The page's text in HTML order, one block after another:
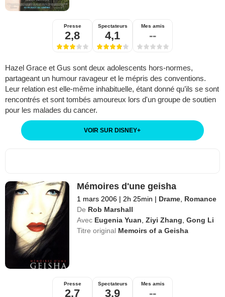
Presse
2,8
Spectateurs
4,1
Mes amis
--
Hazel Grace et Gus sont deux adolescents hors-normes,
partageant un humour ravageur et le mépris des conventions.
Leur relation est elle-même inhabituelle, étant donné qu’ils se sont
rencontrés et sont tombés amoureux lors d'un groupe de soutien
pour les malades du cancer.
VOIR SUR DISNEY+
Mémoires d'une geisha
1 mars 2006 | 2h 25min | Drame Romance
De Rob Marshall
Avec Eugenia Yuan ,Ziyi Zhang ,Gong Li
Titre original Memoirs of a Geisha
Presse
2,7
Spectateurs
3,9
Mes amis
--